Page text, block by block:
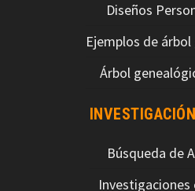
Diseños
Ejemplos de
Árbol
Búsqueda de
Investigaciones